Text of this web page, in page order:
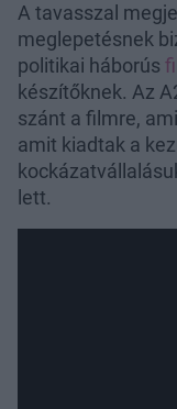
A tavasszal
meglepetésnek
politikai háborús
készítőknek. Az
szánt a filmre,
amit kiadtak a
lett.